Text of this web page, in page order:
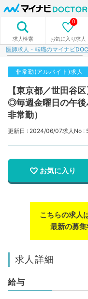
求人検索 お気に入り求人
0
医師求人・転職のマイナビ
非常勤(アルバイト)求人
【東京都／世田谷
◎毎週金曜日の午後
非常勤）
更新日 : 2024/06/07求人No :
お気に入り
こちらの求人
最新の募集
求人詳細
給与